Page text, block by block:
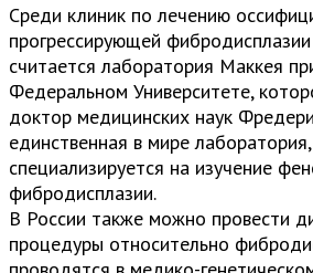
Среди клиник по лечению
прогрессирующей
считается лаборатория Маккея
Федеральном Университете,
доктор медицинских наук
единственная в мире
специализируется на изучение
фибродисплазии.
В России также можно провести
процедуры относительно